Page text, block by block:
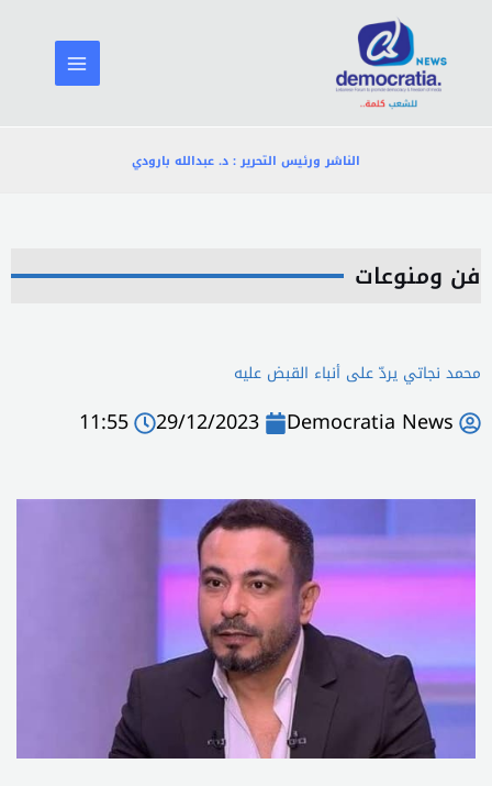
المحتوى
الناشر ورئيس التحرير : د. عبدالله بارودي
فن ومنوعات
محمد نجاتي يردّ على أنباء القبض عليه
Democratia News
29/12/2023
11:55